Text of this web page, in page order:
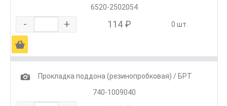
6520-2502054
- + 114 ₽ 0 шт.
Ä
1
Прокладка поддона (резинопробковая) / БРТ
740-1009040